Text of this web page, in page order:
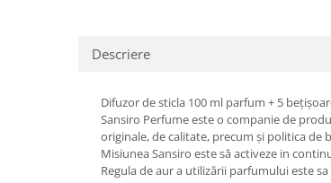
Descriere
Difuzor de sticla 100 ml parfum + 5
Sansiro Perfume este o companie de
originale, de calitate, precum și politica de
Misiunea Sansiro este să activeze in
Regula de aur a utilizării parfumului este